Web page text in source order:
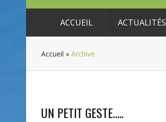
ACCUEIL ACTUALITÉS
Accueil » Archive
UN PETIT GESTE…..